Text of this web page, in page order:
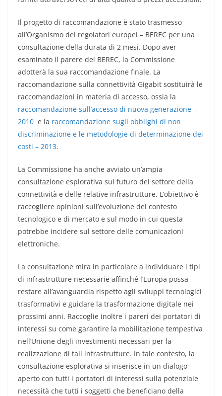
Il progetto di raccomandazione è stato trasmesso
all’Organismo dei regolatori europei – BEREC per una
consultazione della durata di 2 mesi. Dopo aver
esaminato il parere del BEREC, la Commissione
adotterà la sua raccomandazione finale. La
raccomandazione sulla connettività Gigabit sostituirà le
raccomandazioni in materia di accesso, ossia la
raccomandazione sull’accesso di nuova generazione –
2010 e la raccomandazione sugli obblighi di non
discriminazione e le metodologie di determinazione dei
costi – 2013.
La Commissione ha anche avviato un’ampia
consultazione esplorativa sul futuro del settore della
connettività e delle relative infrastrutture. L’obiettivo è
raccogliere opinioni sull’evoluzione del contesto
tecnologico e di mercato e sul modo in cui questa
potrebbe incidere sul settore delle comunicazioni
elettroniche.
La consultazione mira in particolare a individuare i tipi
di infrastrutture necessarie affinché l’Europa possa
restare all’avanguardia rispetto agli sviluppi tecnologici
trasformativi e guidare la trasformazione digitale nei
prossimi anni. Raccoglie inoltre i pareri dei portatori di
interessi su come garantire la mobilitazione tempestiva
nell’Unione degli investimenti necessari per la
realizzazione di tali infrastrutture. In tale contesto, la
consultazione esplorativa si inserisce in un dialogo
aperto con tutti i portatori di interessi sulla potenziale
necessità che tutti i soggetti che beneficiano della